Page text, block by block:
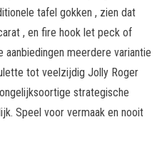
tafel gokken , zien dat
, en fire hook let peck of
meerdere variantie
tot veelzijdig Jolly Roger
strategische
Speel voor vermaak en nooit